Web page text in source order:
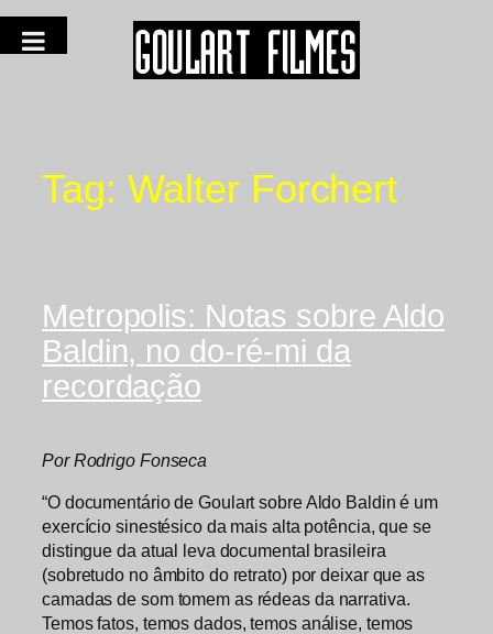
Tag: Walter Forchert
Metropolis: Notas sobre Aldo
Baldin, no do-ré-mi da
recordação
Por Rodrigo Fonseca
“O documentário de Goulart sobre Aldo Baldin é um
exercício sinestésico da mais alta potência, que se
distingue da atual leva documental brasileira
(sobretudo no âmbito do retrato) por deixar que as
camadas de som tomem as rédeas da narrativa.
Temos fatos, temos dados, temos análise, temos